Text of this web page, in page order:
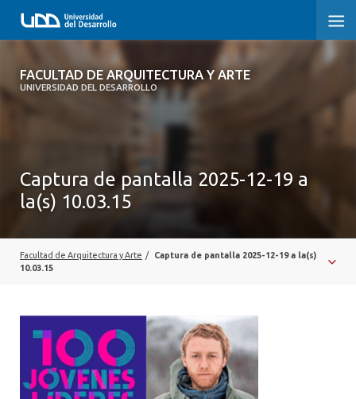
FACULTAD DE ARQUITECTURA Y ARTE
UNIVERSIDAD DEL DESARROLLO
FACULTAD DE ARQUITECTURA Y ARTE
CARRERA
MAGÍSTER
VINCULACIÓN CON EL MEDIO
PLATAFORMA VUT
Captura de pantalla 2025-12-19 a
la(s) 10.03.15
Facultad de Arquitectura y Arte /
Captura de pantalla 2025-12-19 a la(s)
10.03.15